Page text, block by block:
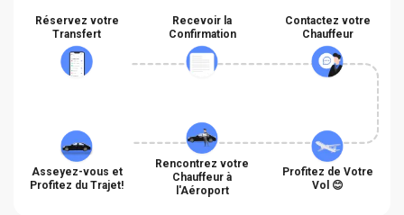
Réservez votre
Transfert
Recevoir la
Confirmation
Contactez votre
Chauffeur
Asseyez-vous et
Profitez du Trajet!
Rencontrez votre
Chauffeur à
l'Aéroport
Profitez de Votre
Vol 😊